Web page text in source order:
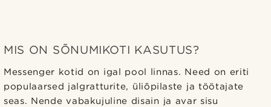
MIS ON SÕNUMIKOTI KASUTUS?
Messenger kotid on igal pool linnas. Need on eriti
populaarsed jalgratturite, üliõpilaste ja töötajate
seas. Nende vabakujuline disain ja avar sisu